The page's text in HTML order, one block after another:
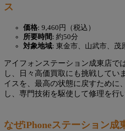
ス
価格: 9,460円（税込）
所要時間: 約50分
対象地域: 東金市、山武市、茂
アイフォンステーション成東店で
し、日々高価買取にも挑戦してい
イスを、最高の状態に戻すために
し、専門技術を駆使して修理を行
なぜiPhoneステーション成